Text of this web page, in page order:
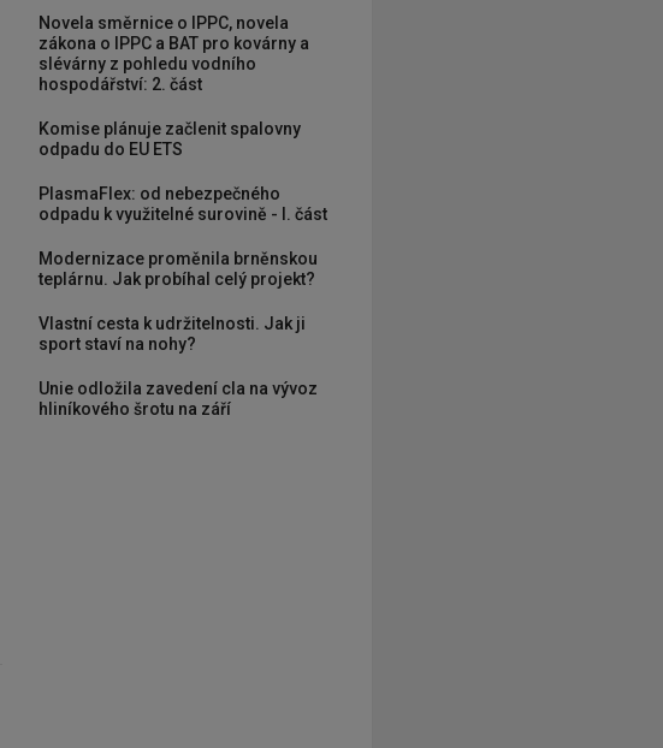
Novela směrnice o IPPC, novela
zákona o IPPC a BAT pro kovárny a
slévárny z pohledu vodního
hospodářství: 2. část
Komise plánuje začlenit spalovny
odpadu do EU ETS
PlasmaFlex: od nebezpečného
odpadu k využitelné surovině - I. část
Modernizace proměnila brněnskou
teplárnu. Jak probíhal celý projekt?
Vlastní cesta k udržitelnosti. Jak ji
sport staví na nohy?
Unie odložila zavedení cla na vývoz
hliníkového šrotu na září